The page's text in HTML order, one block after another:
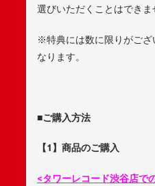
選びいただくことはできま
※特典には数に限りがござ
なります。
■ご購入方法
【1】商品のご購入
<タワーレコード渋谷店で